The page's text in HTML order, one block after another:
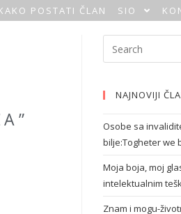
POSTATI ČLAN SIO
NAJNOVIJI
Osobe sa
bilje:Togheter we
Moja boja, moj
intelektualnim
Znam i mogu-